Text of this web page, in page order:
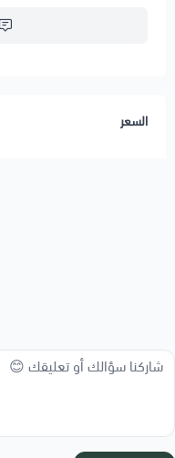
السعر